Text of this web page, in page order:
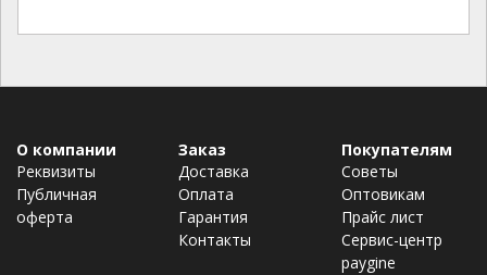
О компании
Реквизиты
Публичная
оферта
Заказ
Доставка
Оплата
Гарантия
Контакты
Покупателям
Советы
Оптовикам
Прайс лист
Сервис-центр
paygine